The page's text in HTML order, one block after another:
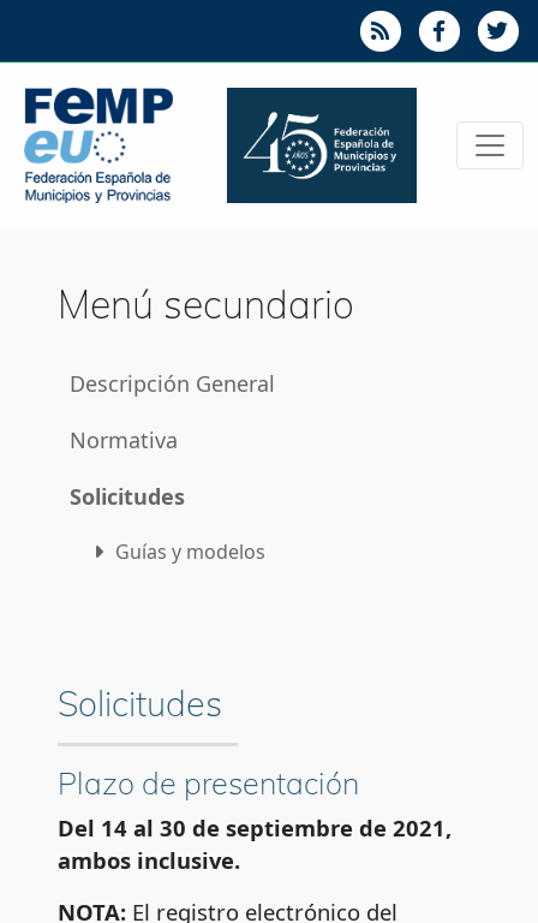
Menú secundario
Descripción General
Normativa
Solicitudes
Guías y modelos
Preguntas frecuentes
Contactos para la resolución de dudas
Solicitudes
Plazo de presentación
Del 14 al 30 de septiembre de 2021,
ambos inclusive.
NOTA: El registro electrónico del